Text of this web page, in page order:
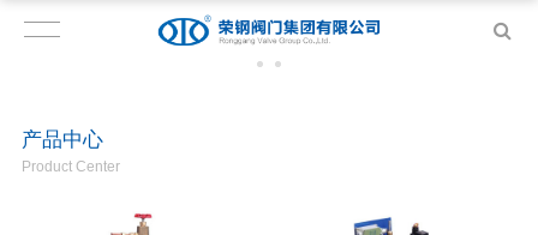
产品中心
Product Center